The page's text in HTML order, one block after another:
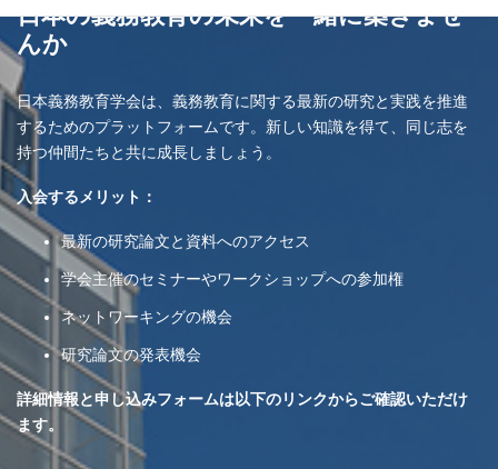
日本の義務教育の未来を一緒に築きませ
んか
日本義務教育学会は、義務教育に関する最新の研究と実践を推進
するためのプラットフォームです。新しい知識を得て、同じ志を
持つ仲間たちと共に成長しましょう。
入会するメリット：
最新の研究論文と資料へのアクセス
学会主催のセミナーやワークショップへの参加権
ネットワーキングの機会
研究論文の発表機会
詳細情報と申し込みフォームは以下のリンクからご確認いただけ
ます。